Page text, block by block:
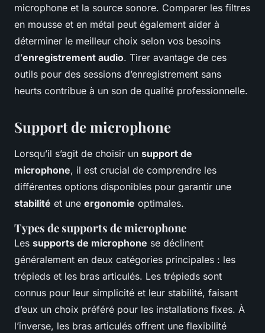
microphone et la source sonore. Comparer les filtres
en mousse et en métal peut également aider à
déterminer le meilleur choix selon vos besoins
d’enregistrement audio. Tirer avantage de ces
outils pour des sessions d’enregistrement sans
heurts contribue à un son de qualité professionnelle.
Support de microphone
Lorsqu’il s’agit de choisir un support de
microphone, il est crucial de comprendre les
différentes options disponibles pour garantir une
stabilité et une ergonomie optimales.
Types de supports de microphone
Les supports de microphone se déclinent
généralement en deux catégories principales : les
trépieds et les bras articulés. Les trépieds sont
connus pour leur simplicité et leur stabilité, faisant
d’eux un choix préféré pour les installations fixes. À
l’inverse, les bras articulés offrent une flexibilité